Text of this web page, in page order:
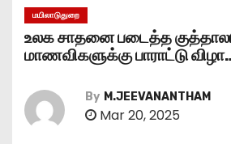
மயிலாடுதுறை
உலக சாதனை படைத்த
மாணவிகளுக்கு பாராட்டு
By M.JEEVANANTHAM
Mar 20, 2025